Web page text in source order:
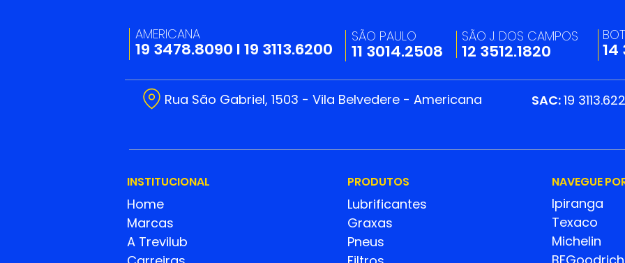
AMERICANA
19 3478.8090 I19 3113.6200
SÃO PAULO
11 3014.2508
SÃO J. DOS CAMPOS
12 3512.1820 14
Rua São Gabriel, 1503 - Vila Belvedere - Americana SAC:19
INSTITUCIONAL
Home
Marcas
A Trevilub
PRODUTOS
Lubrificantes
Graxas
Pneus
NAVEGUE
Ipiranga
Texaco
Michelin